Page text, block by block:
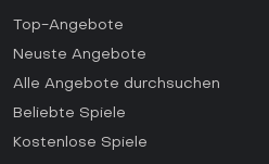
Top-Angebote
Neuste Angebote
Alle Angebote durchsuchen
Beliebte Spiele
Kostenlose Spiele